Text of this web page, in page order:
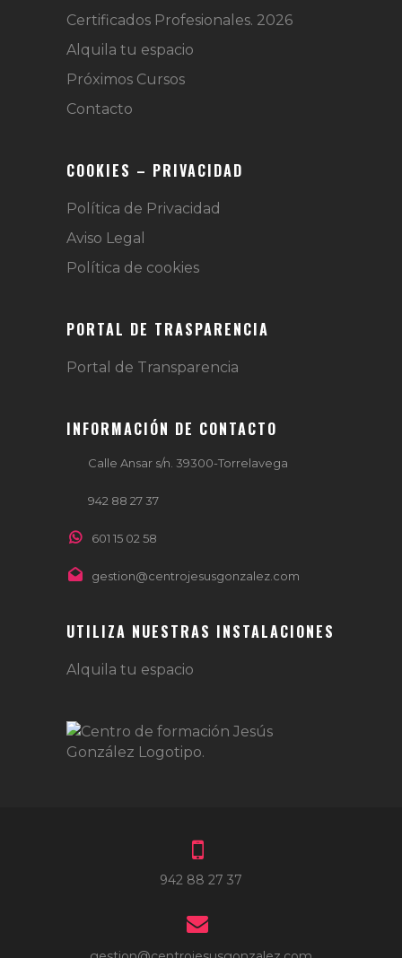
Certificados Profesionales. 2026
Alquila tu espacio
Próximos Cursos
Contacto
COOKIES – PRIVACIDAD
Política de Privacidad
Aviso Legal
Política de cookies
PORTAL DE TRASPARENCIA
Portal de Transparencia
INFORMACIÓN DE CONTACTO
Calle Ansar s/n. 39300-Torrelavega
942 88 27 37
601 15 02 58
gestion@centrojesusgonzalez.com
UTILIZA NUESTRAS INSTALACIONES
Alquila tu espacio
942 88 27 37